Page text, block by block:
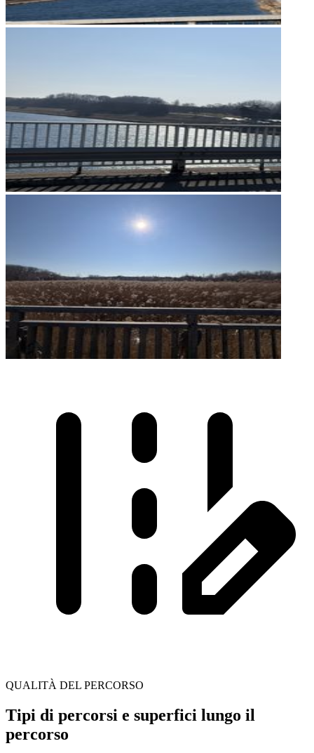
QUALITÀ DEL PERCORSO
Tipi di percorsi e superfici lungo il
percorso